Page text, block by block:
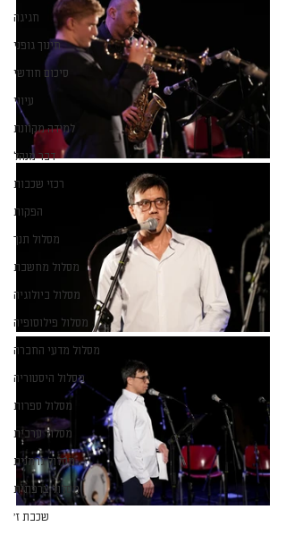
חגיגה
חינוך גופני
סיכום חודשי
עיוני
למידה מקוונת
דבר מנהל
רכזי שכבות
הפקות
מסלול תנך
מסלול מחשבת
מסלול ביולוגיה
מסלול פילוסופיה
מסלול מדעי החברה
מסלול היסטוריה
מסלול ספרות
מסלול ערבית
מסלול גרמנית
מסלול צרפתית
שכבת ז׳